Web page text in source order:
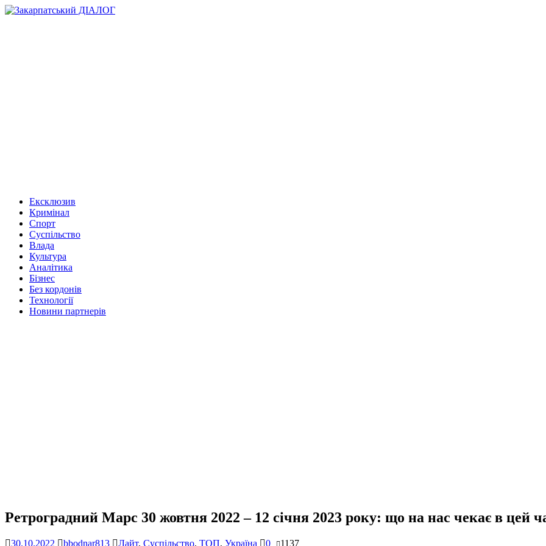
Ексклюзив
Кримінал
Спорт
Суспільство
Влада
Культура
Аналітика
Бізнес
Без кордонів
Технології
Новини партнерів
Ретроградний Марс 30 жовтня 2022 – 12 січня 2023 року: що на нас чекає в цей
30.10.2022 bbodnar813 Лайт, Суспільство, ТОП, Україна 0 1137